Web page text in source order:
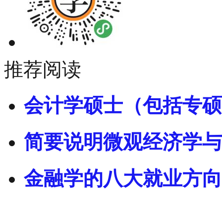
推荐阅读
会计学硕士（包括专
简要说明微观经济学
金融学的八大就业方